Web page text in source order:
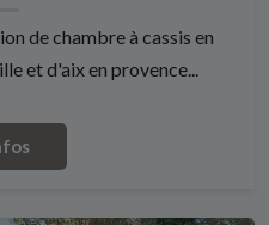
de chambre à cassis en
et d'aix en provence...